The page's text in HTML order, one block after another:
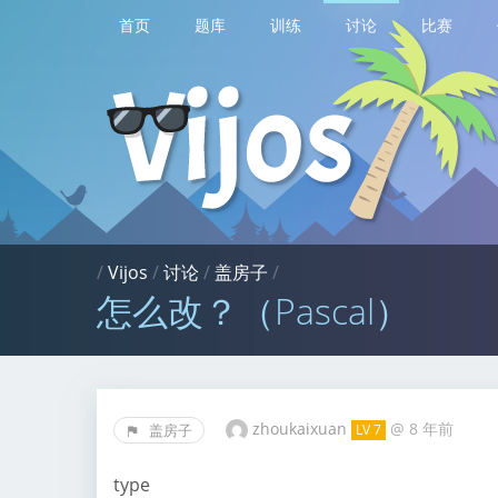
首页 题库 训练 讨论 比赛
/Vijos /讨论/盖房子 /
怎么改？（Pascal）
盖房子 zhoukaixuan LV 7 @ 8 年前
type